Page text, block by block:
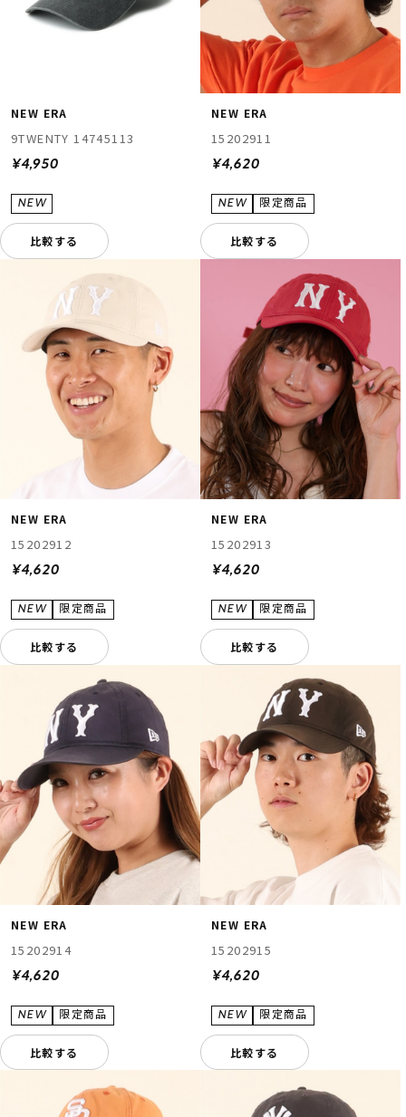
NEW ERA
9TWENTY 14745113
¥4,950
比較する
NEW ERA
15202911
¥4,620
比較する
NEW ERA
15202912
¥4,620
比較する
NEW ERA
15202913
¥4,620
比較する
NEW ERA
15202914
¥4,620
比較する
NEW ERA
15202915
¥4,620
比較する